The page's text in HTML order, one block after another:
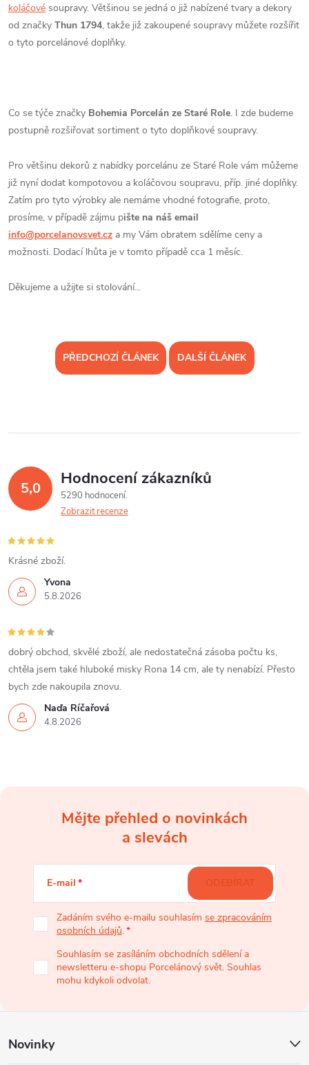
koláčové soupravy. Většinou se jedná o již nabízené tvary a dekory
od značky Thun 1794, takže již zakoupené soupravy můžete rozšířit
o tyto porcelánové doplňky.
Co se týče značky Bohemia Porcelán ze Staré Role. I zde budeme
postupně rozšiřovat sortiment o tyto doplňkové soupravy.
Pro většinu dekorů z nabídky porcelánu ze Staré Role vám můžeme
již nyní dodat kompotovou a koláčovou soupravu, příp. jiné doplňky.
Zatím pro tyto výrobky ale nemáme vhodné fotografie, proto,
prosíme, v případě zájmu pište na náš email
info@porcelanovsvet.cz a my Vám obratem sdělíme ceny a
možnosti. Dodací lhůta je v tomto případě cca 1 měsíc.
Děkujeme a užijte si stolování...
PŘEDCHOZÍ ČLÁNEK DALŠÍ ČLÁNEK
5,0 Hodnocení zákazníků
5290 hodnocení
Zobrazit recenze
Yvona
5.8.2026
Krásné zboží.
Naďa Říčařová
4.8.2026
dobrý obchod, skvělé zboží, ale nedostatečná zásoba počtu ks,
chtěla jsem také hluboké misky Rona 14 cm, ale ty nenabízí. Přesto
bych zde nakoupila znovu.
í
Mějte přehled o novinkách
a slevách
E-mail
Zadáním svého e-mailu souhlasím se zpracováním
osobních údajů.
Souhlasím se zasíláním obchodních sdělení a
newsletteru e-shopu Porcelánový svět. Souhlas
mohu kdykoli odvolat.
ODEBÍRAT
Novinky